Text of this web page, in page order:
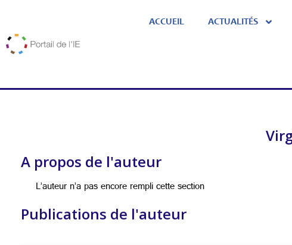
ACCUEIL ACTUALITÉS
A propos de l'auteur
L’auteur n’a pas encore rempli cette section
Publications de l'auteur